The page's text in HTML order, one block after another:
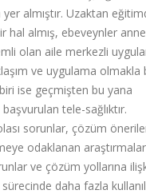
almıştır. Uzaktan
almış, ebeveynler
olan aile merkezli
ve uygulama olmakla
ise geçmişten bu yana
tele-sağlıktır.
sorunlar, çözüm
odaklanan
ve çözüm yollarına
daha fazla